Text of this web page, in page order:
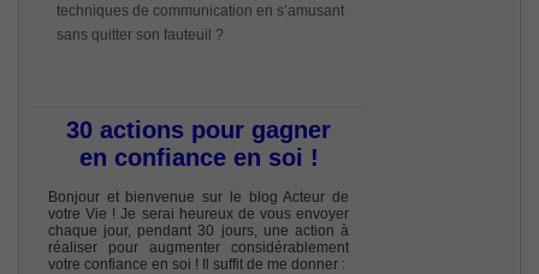
techniques de communication en s’amusant
sans quitter son fauteuil ?
30 actions pour gagner
en confiance en soi !
Bonjour et bienvenue sur le blog Acteur de
votre Vie ! Je serai heureux de vous envoyer
chaque jour, pendant 30 jours, une action à
réaliser pour augmenter considérablement
votre confiance en soi ! Il suffit de me donner :